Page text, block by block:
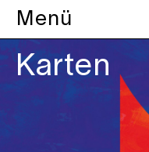
Menü
Karten